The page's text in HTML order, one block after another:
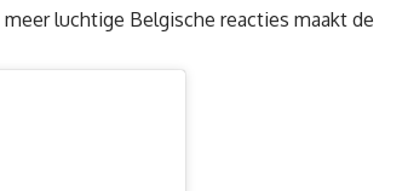
luchtige Belgische reacties maakt de